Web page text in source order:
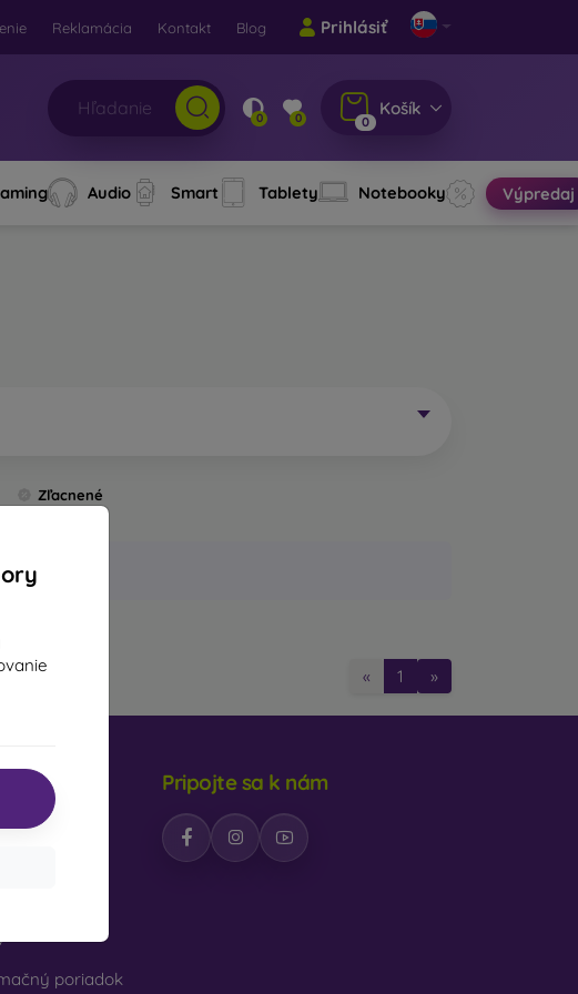
Reklamácia Kontakt Blog Prihlásiť
0 0 0
Košík
Audio Smart Tablety Notebooky Výpredaj
Zľacnené
« 1 »
poriadok
Pripojte sa k nám